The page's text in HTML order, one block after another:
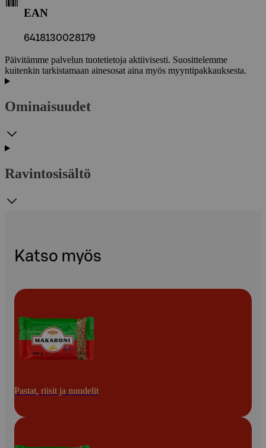
EAN
6418130028179
Päivitämme palvelun tuotetietoja aktiivisesti. Suosittelemme
kuitenkin tarkistamaan ainesosat aina myös myyntipakkauksesta.
Ominaisuudet
Ravintosisältö
Katso myös
Pastat, riisit ja nuudelit